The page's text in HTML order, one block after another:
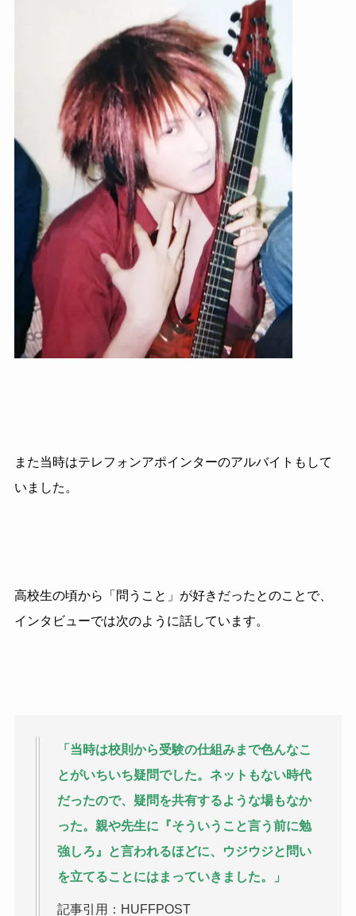
また当時はテレフォンアポインターのアルバイトもして
いました。
高校生の頃から「問うこと」が好きだったとのことで、
インタビューでは次のように話しています。
「当時は校則から受験の仕組みまで色んなこ
とがいちいち疑問でした。ネットもない時代
だったので、疑問を共有するような場もなか
った。親や先生に『そういうこと言う前に勉
強しろ』と言われるほどに、ウジウジと問い
を立てることにはまっていきました。」
記事引用：HUFFPOST